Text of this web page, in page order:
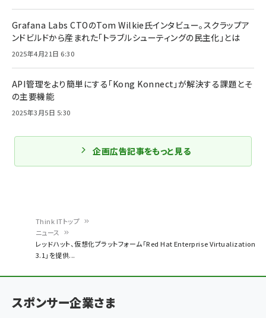
く
ず
Think ITトップ
ニュース
レッドハット、仮想化プラットフォーム「Red Hat Enterprise Virtualization
3.1」を提供...
Grafana Labs CTOのTom Wilkie氏インタビュー。スクラップア
ンドビルドから産まれた「トラブルシューティングの民主化」とは
2025年4月21日 6:30
API管理をより簡単にする「Kong Konnect」が解決する課題とそ
の主要機能
2025年3月5日 5:30
企画広告記事をもっと見る
スポンサー企業さま